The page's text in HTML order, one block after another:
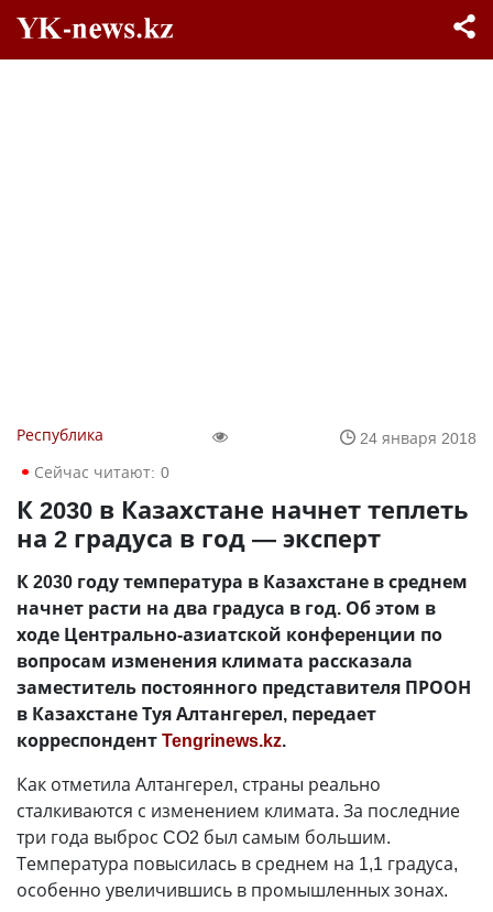
Республика
24 января 2018
Сейчас читают: 0
К 2030 в Казахстане начнет теплеть
на 2 градуса в год — эксперт
К 2030 году температура в Казахстане в среднем
начнет расти на два градуса в год. Об этом в
ходе Центрально-азиатской конференции по
вопросам изменения климата рассказала
заместитель постоянного представителя ПРООН
в Казахстане Туя Алтангерел, передает
корреспондентTengrinews.kz.
Как отметила Алтангерел, страны реально
сталкиваются с изменением климата. За последние
три года выброс CO2 был самым большим.
Температура повысилась в среднем на 1,1 градуса,
особенно увеличившись в промышленных зонах.